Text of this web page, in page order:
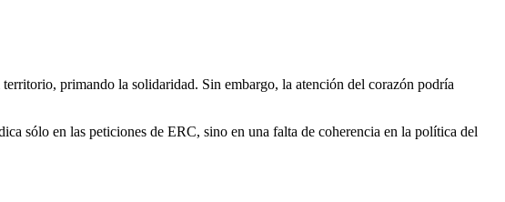
primando la solidaridad. Sin embargo, la atención del corazón podría
sólo en las peticiones de ERC, sino en una falta de coherencia en la política del